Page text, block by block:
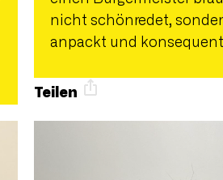
nicht schönredet,
anpackt und
Teilen